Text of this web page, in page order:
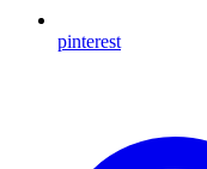
pinterest